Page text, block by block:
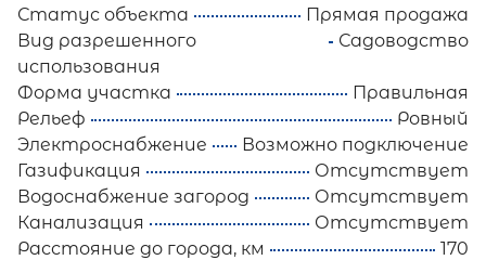
Статус объекта
Прямая продажа
Вид разрешенного
использования
Садоводство
Форма участка
Правильная
Рельеф
Ровный
Электроснабжение
Возможно подключение
Газификация
Отсутствует
Водоснабжение загород
Отсутствует
Канализация
Отсутствует
Расстояние до города, км
170